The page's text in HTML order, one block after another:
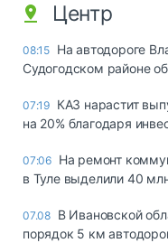
Центр
08:15 На автодороге
Судогодском районе
07:19 КАЗ нарастит
на 20% благодаря
07:06 На ремонт
в Туле выделили 40
07.08 В Ивановской
порядок 5 км